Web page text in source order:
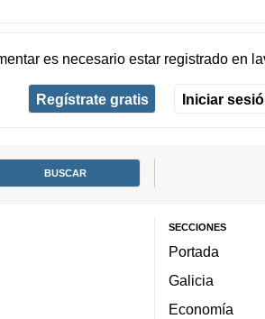
es necesario estar registradoen
Regístrate gratis Iniciar
SECCIONES
Portada
Galicia
Economía